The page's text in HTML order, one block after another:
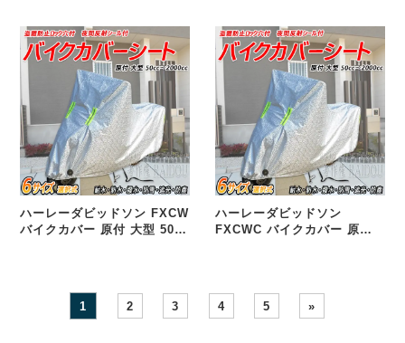
ハーレーダビッドソン FXCW
バイクカバー 原付 大型 50cc
ハーレーダビッドソン
FXCWC バイクカバー 原付
1 2 3 4 5 »